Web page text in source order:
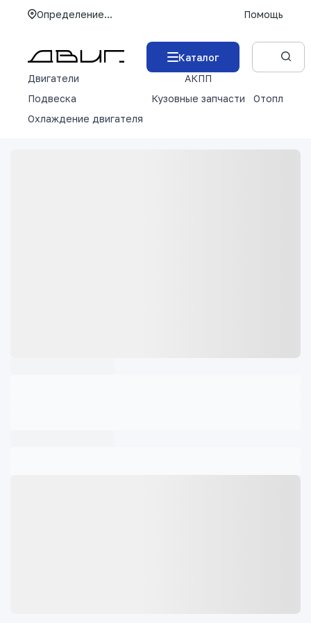
Определение... Помощь
Каталог
Двигатели
АКПП
Подвеска
Кузовные запчасти
Отопление
Охлаждение двигателя